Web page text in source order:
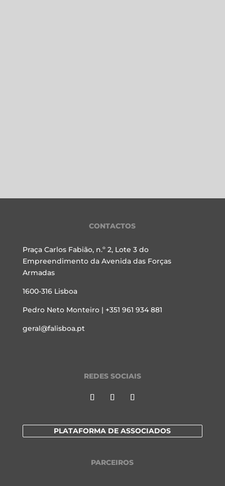
CONTACTOS
Praça Carlos Fabião, n.º 2, Lote 3 do
Empreendimento da Avenida das Forças
Armadas
1600-316 Lisboa
Pedro Neto Monteiro | +351 961 934 881
geral@falisboa.pt
REDES SOCIAIS
PLATAFORMA DE ASSOCIADOS
PARCEIROS